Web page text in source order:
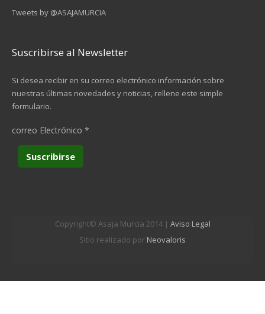
Tweets by @ASAJAMURCIA
Suscribirse al Newsletter
Si desea recibir en su correo electrónico información sobre
nuestras últimas novedades y noticias, rellene este simple
formulario.
correo Electrónico *
Copyright© Asaja Murcia 2014 | Aviso Legal
Sitio realizado por Neovaloris